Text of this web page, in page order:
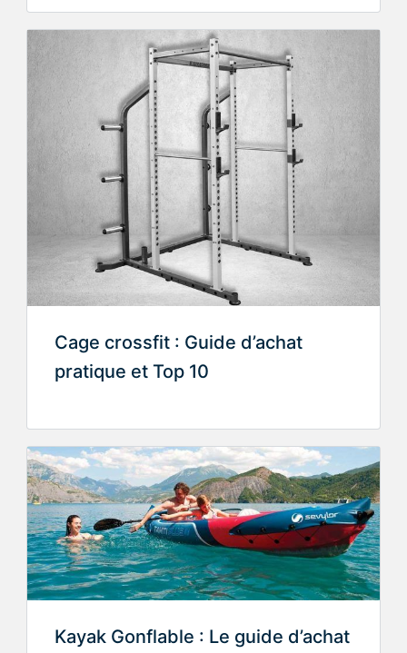
Cage crossfit : Guide d’achat
pratique et Top 10
Kayak Gonflable : Le guide d’achat